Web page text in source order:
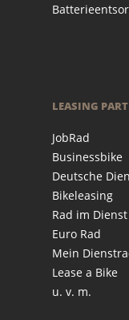
LEASING
JobRad
Businessbike
Deutsche
Bikeleasing
Rad im Dienst
Euro Rad
Mein
Lease a Bike
u. v. m.